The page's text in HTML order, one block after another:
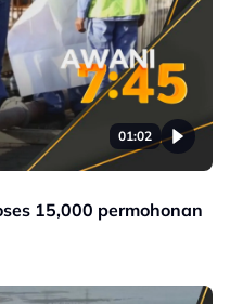
01:02
15,000 permohonan